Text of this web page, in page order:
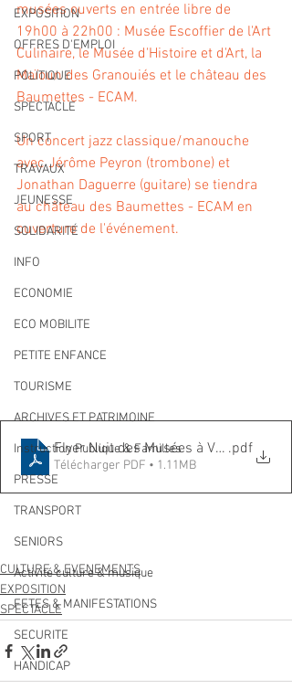
EXPOSITION
OFFRES D'EMPLOI
POLITIQUE
SPECTACLE
SPORT
TRAVAUX
JEUNESSE
SOLIDARITÉ
INFO
ECONOMIE
ECO MOBILITE
PETITE ENFANCE
TOURISME
ARCHIVES ET PATRIMOINE
Instruction Publique & Familles
PRESSE
TRANSPORT
SENIORS
Activité culture & musique
FETES & MANIFESTATIONS
SECURITE
HANDICAP
musées ouverts en entrée libre de
19h00 à 22h00 : Musée Escoffier de l'Art
Culinaire, le Musée d'Histoire et d'Art, la
Maïoun des Granouiés et le château des
Baumettes - ECAM.
Un concert jazz classique/manouche
avec Jérôme Peyron (trombone) et
Jonathan Daguerre (guitare) se tiendra
au château des Baumettes - ECAM en
ouverture de l'événement.
Flyer Nuit des Musées à Villeneuve
.pdf
Télécharger PDF • 1.11MB
CULTURE & EVENEMENTS
EXPOSITION
SPECTACLE